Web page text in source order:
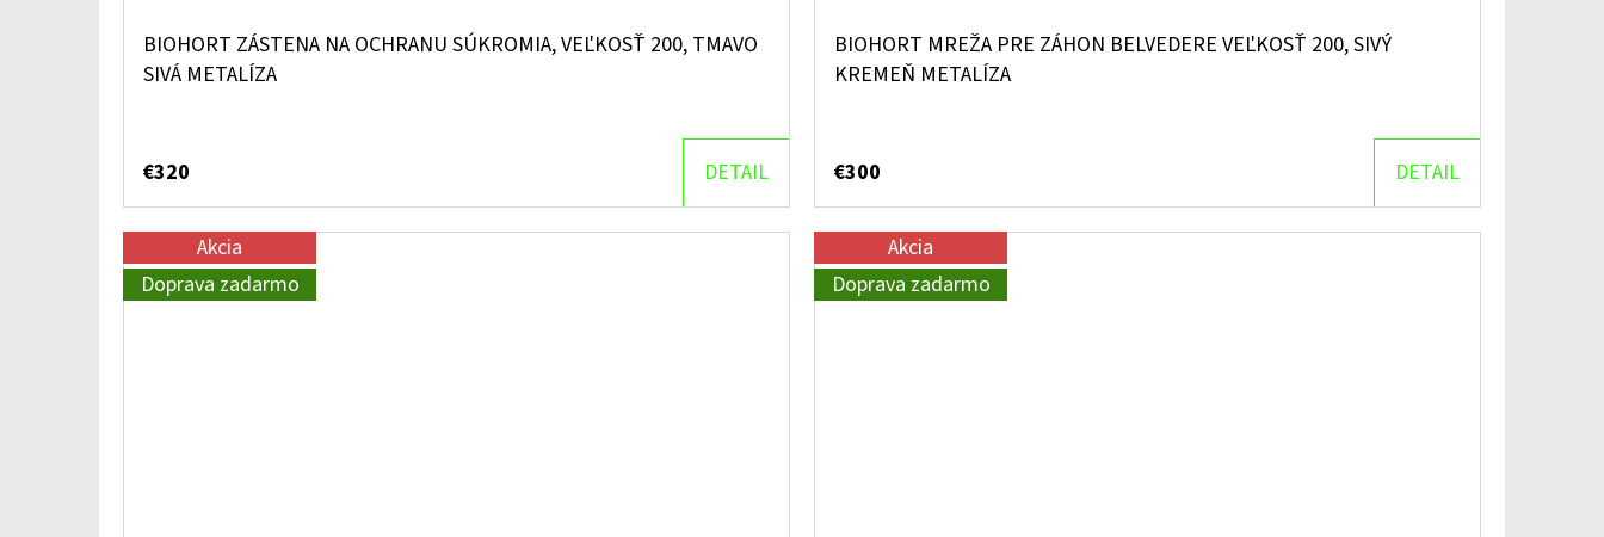
BIOHORT ZÁSTENA NA OCHRANU SÚKROMIA, VEĽKOSŤ 200, TMAVO
SIVÁ METALÍZA
€320 DETAIL
BIOHORT MREŽA PRE ZÁHON BELVEDERE VEĽKOSŤ 200, SIVÝ
KREMEŇ METALÍZA
€300 DETAIL
Akcia
Doprava zadarmo
Akcia
Doprava zadarmo